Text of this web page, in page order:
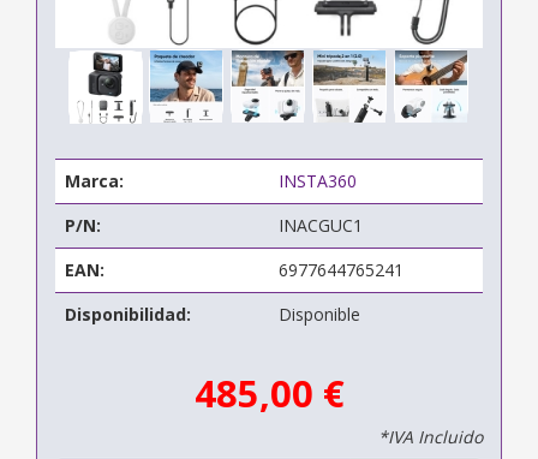
Marca:
INSTA360
P/N:
INACGUC1
EAN:
6977644765241
Disponibilidad:
Disponible
485,00 €
*IVA Incluido